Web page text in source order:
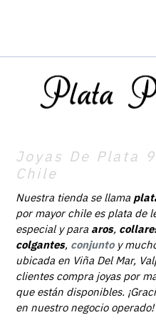
Joyas De Plata
Chile
Nuestra tienda se llama
por mayor chile es plata de
especial y para aros,
colgantes, conjunto y
ubicada en Viña Del Mar,
clientes compra joyas por
que están disponibles.
en nuestro negocio operado!